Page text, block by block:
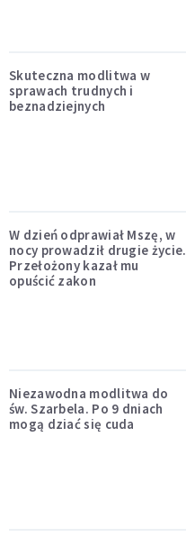
Skuteczna modlitwa w
sprawach trudnych i
beznadziejnych
W dzień odprawiał Mszę, w
nocy prowadził drugie życie.
Przełożony kazał mu
opuścić zakon
Niezawodna modlitwa do
św. Szarbela. Po 9 dniach
mogą dziać się cuda